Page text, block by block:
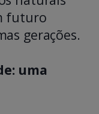
futuro
gerações.
uma